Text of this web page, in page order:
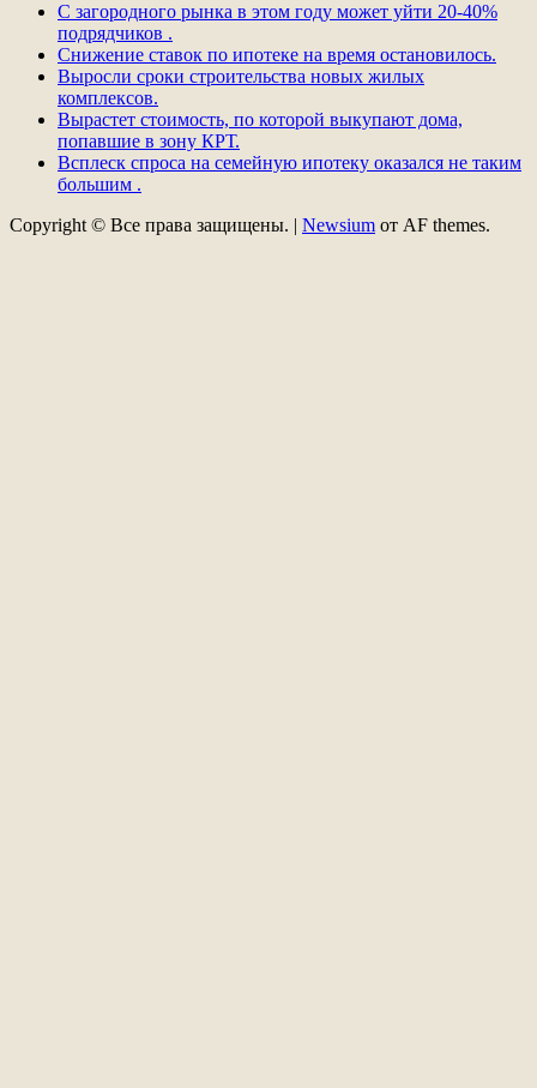
С загородного рынка в этом году может уйти 20-40%
подрядчиков .
Снижение ставок по ипотеке на время остановилось.
Выросли сроки строительства новых жилых
комплексов.
Вырастет стоимость, по которой выкупают дома,
попавшие в зону КРТ.
Всплеск спроса на семейную ипотеку оказался не таким
большим .
Copyright © Все права защищены. | Newsium от AF themes.